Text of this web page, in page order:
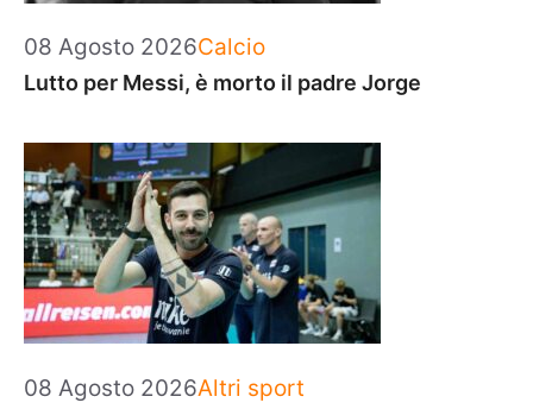
08 Agosto 2026Categorie
Calcio
Lutto per Messi, è morto il padre Jorge
08 Agosto 2026Categorie
Altri sport